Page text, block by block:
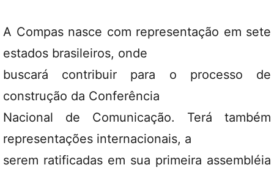
A Compas nasce com representação em sete
estados brasileiros, onde
buscará contribuir para o processo de
construção da Conferência
Nacional de Comunicação. Terá também
representações internacionais, a
serem ratificadas em sua primeira assembléia